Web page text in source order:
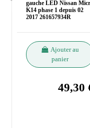
gauche LED Nissan
K14 phase 1 depuis 02
2017 261657934R
Ajouter au
panier
49,30